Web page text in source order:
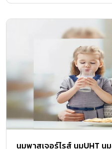
เฉพาะ แคลเซียมจากน้ำนมโคแท้
แต่ยังทำงานร่วมกับวิตามินและแร่
ร่างกายให้พุ่งทะยานอย่างเต็มศัก
รวบรวม นมวัว UHT รสจืด 5 แบร
รีวิวกันแบบเน้น ๆ ว่ากล่องไหนจะ
และตอบโจทย์เรื่องส่วนสูงของลู
ตามไปดูกันเลยค่ะ เสริมพลังการเ
‘โภชนาการ’ ที่ใช่ เพื่อต้นทุนชีวิ
[…]
นมพาสเจอร์ไรส์ นมUHT น